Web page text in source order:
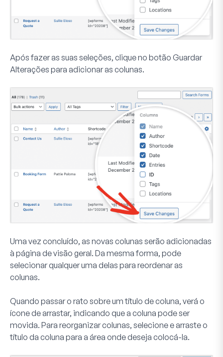
Após fazer as suas seleções, clique no botão Guardar
Alterações para adicionar as colunas.
Uma vez concluído, as novas colunas serão adicionadas
à página de visão geral. Da mesma forma, pode
selecionar qualquer uma delas para reordenar as
colunas.
Quando passar o rato sobre um título de coluna, verá o
ícone de arrastar, indicando que a coluna pode ser
movida. Para reorganizar colunas, selecione e arraste o
título da coluna para a área onde deseja colocá-la.